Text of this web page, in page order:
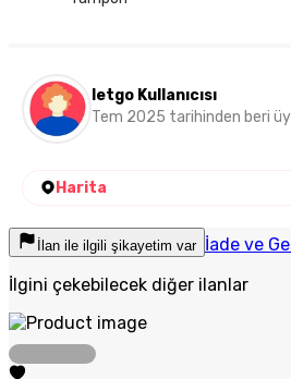
letgo Kullanıcısı
Tem 2025 tarihinden beri
Harita
İlan ile ilgili şikayetim var İade ve
İlgini çekebilecek diğer ilanlar